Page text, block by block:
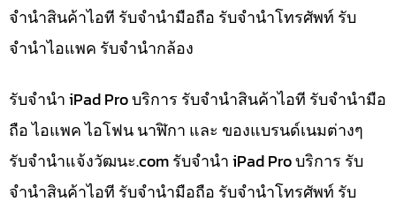
จำนำสินค้าไอที รับจำนำมือถือ รับจำนำโทรศัพท์ รับ
จำนำไอแพค รับจำนำกล้อง
รับจำนำ iPad Pro บริการ รับจำนำสินค้าไอที รับจำนำมือ
ถือ ไอแพค ไอโฟน นาฬิกา และ ของแบรนด์เนมต่างๆ
รับจํานําแจ้งวัฒนะ.com รับจำนำ iPad Pro บริการ รับ
จำนำสินค้าไอที รับจำนำมือถือ รับจำนำโทรศัพท์ รับ